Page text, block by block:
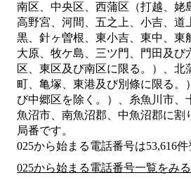
南区、中央区、西蒲区（打越、姥
高野宮、河間、五之上、小吉、道
黒、針ヶ曽根、東小吉、東中、東
大原、牧ケ島、三ツ門、門田及び
区、東区及び南区に限る。）、北
町、亀塚、東港及び別條に限る。
び中郷区を除く。）、糸魚川市、
魚沼市、南魚沼郡、中魚沼郡に割
局番です。
025から始まる電話番号は53,616件
025から始まる電話番号一覧をみる